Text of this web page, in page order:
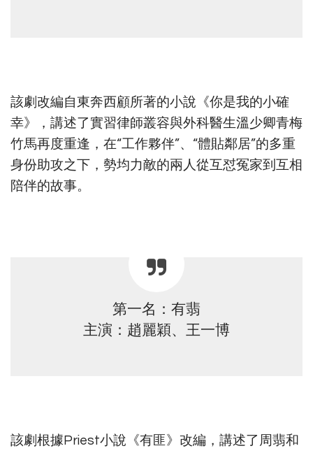
該劇改編自東奔西顧所著的小說《你是我的小確
幸》，講述了實習律師叢容與外科醫生溫少卿青梅
竹馬再度重逢，在“工作夥伴”、“體貼鄰居”的多重
身份助攻之下，勢均力敵的兩人從互怼冤家到互相
陪伴的故事。
第一名：有翡
主演：趙麗穎、王一博
該劇根據Priest小說《有匪》改編，講述了周翡和